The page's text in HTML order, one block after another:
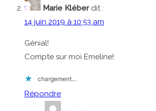
Marie Kléber dit :
14 juin 2019 à 10:53 am
Génial!
Compte sur moi Emeline!
chargement…
Répondre